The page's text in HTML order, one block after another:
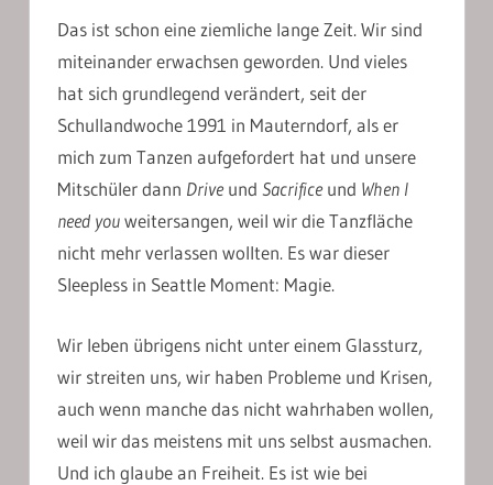
Das ist schon eine ziemliche lange Zeit. Wir sind
miteinander erwachsen geworden. Und vieles
hat sich grundlegend verändert, seit der
Schullandwoche 1991 in Mauterndorf, als er
mich zum Tanzen aufgefordert hat und unsere
Mitschüler dann Driveund Sacrificeund When I
need youweitersangen, weil wir die Tanzfläche
nicht mehr verlassen wollten. Es war dieser
Sleepless in Seattle Moment: Magie.
Wir leben übrigens nicht unter einem Glassturz,
wir streiten uns, wir haben Probleme und Krisen,
auch wenn manche das nicht wahrhaben wollen,
weil wir das meistens mit uns selbst ausmachen.
Und ich glaube an Freiheit. Es ist wie bei